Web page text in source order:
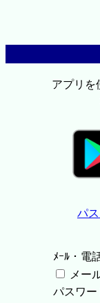
アプリを
パ
ﾒｰﾙ・電
メー
パスワー